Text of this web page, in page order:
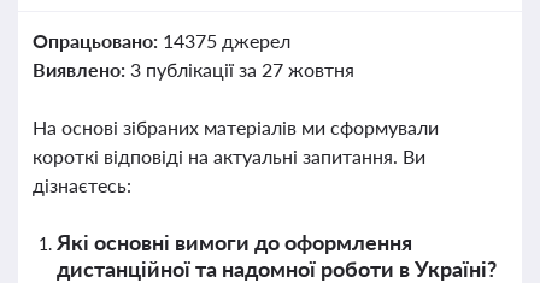
Опрацьовано: 14375 джерел
Виявлено: 3 публікації за 27 жовтня
На основі зібраних матеріалів ми сформували
короткі відповіді на актуальні запитання. Ви
дізнаєтесь:
Які основні вимоги до оформлення
дистанційної та надомної роботи в Україні?